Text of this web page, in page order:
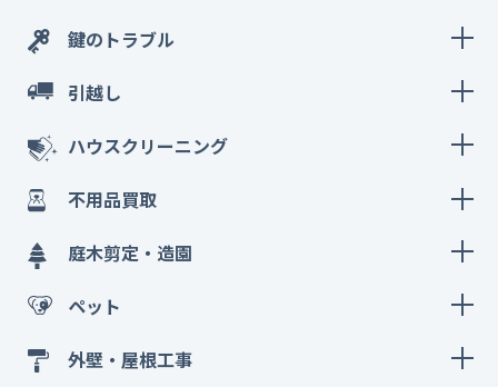
鍵のトラブル
引越し
ハウスクリーニング
不用品買取
庭木剪定・造園
ペット
外壁・屋根工事